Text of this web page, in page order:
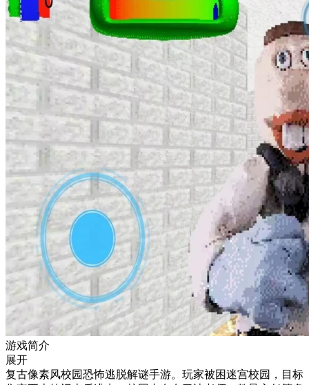
游戏简介
展开
复古像素风校园恐怖逃脱解谜手游。玩家被困迷宫校园，目标